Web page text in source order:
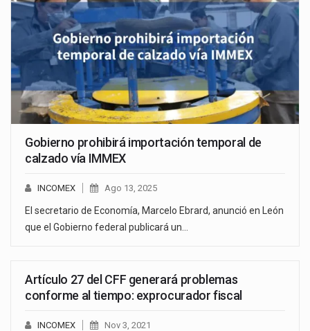
Gobierno prohibirá importación temporal de
calzado vía IMMEX
INCOMEX Ago 13, 2025
El secretario de Economía, Marcelo Ebrard, anunció en León
que el Gobierno federal publicará un…
Artículo 27 del CFF generará problemas
conforme al tiempo: exprocurador fiscal
INCOMEX Nov 3, 2021